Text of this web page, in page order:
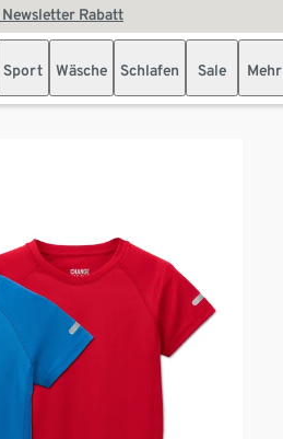
Newsletter Rabatt
Sport Wäsche Schlafen Sale Mehr